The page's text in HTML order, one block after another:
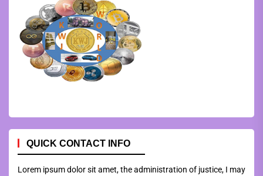
QUICK CONTACT INFO
Lorem ipsum dolor sit amet, the administration of justice, I may